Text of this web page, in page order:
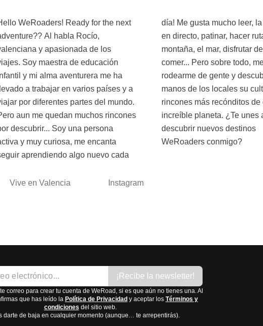
WeRoaders! Ready for the next
Al habla Rocío,
y apasionada de los
Soy maestra de educación
y mi alma aventurera me ha
llevado a trabajar en varios países y a
por diferentes partes del mundo.
aun me quedan muchos rincones
descubrir... Soy una persona
y muy curiosa, me encanta
aprendiendo algo nuevo cada
Me gusta mucho leer, la música
directo, patinar, hacer rutas de
el mar, disfrutar del buen
Pero sobre todo, me encanta
de gente y descubrir de
manos de los locales su cultura y los
más recónditos de este
planeta. ¿Te unes a
nuevos destinos
WeRoaders conmigo?
Vive en Valencia Instagram
¡Recibe la newsletter!
correo para crear tu cuenta de WeRoad, si es que aún no tienes una. Al
que has leído la Política de Privacidad y aceptar los Términos y
condiciones del sitio web.
darte de baja en cualquier momento (aunque… te arrepentirás).